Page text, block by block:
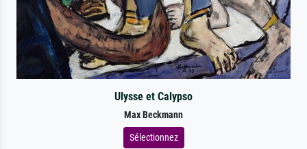
Ulysse et Calypso
Max Beckmann
Sélectionnez